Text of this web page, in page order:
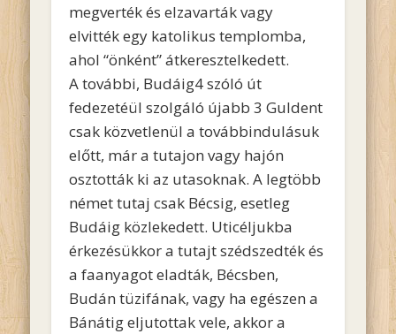
megverték és elzavarták vagy
elvitték egy katolikus templomba,
ahol “önként” átkeresztelkedett.
A további, Budáig4 szóló út
fedezetéül szolgáló újabb 3 Guldent
csak közvetlenül a továbbindulásuk
előtt, már a tutajon vagy hajón
osztották ki az utasoknak. A legtöbb
német tutaj csak Bécsig, esetleg
Budáig közlekedett. Uticéljukba
érkezésükkor a tutajt szédszedték és
a faanyagot eladták, Bécsben,
Budán tüzifának, vagy ha egészen a
Bánátig eljutottak vele, akkor a